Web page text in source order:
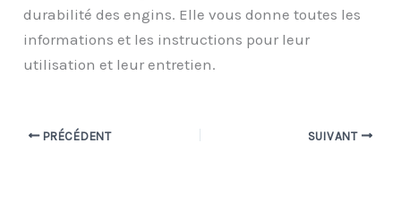
durabilité des engins. Elle vous donne toutes les
informations et les instructions pour leur
utilisation et leur entretien.
PRÉCÉDENT SUIVANT